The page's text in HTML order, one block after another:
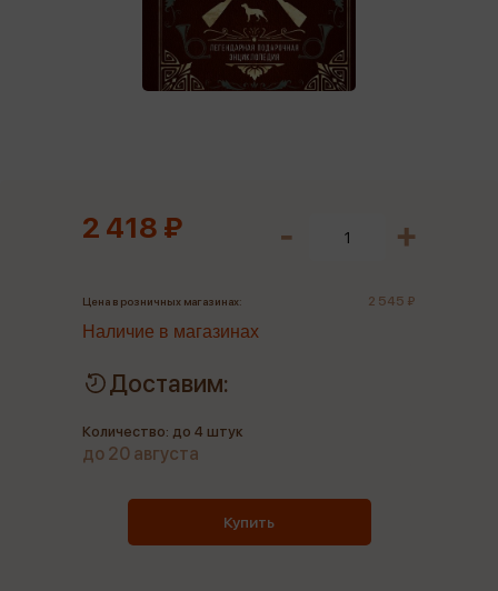
2 418 ₽
Цена в розничных магазинах: 2 545 ₽
Наличие в магазинах
Доставим:
Количество: до 4 штук
до 20 августа
Купить